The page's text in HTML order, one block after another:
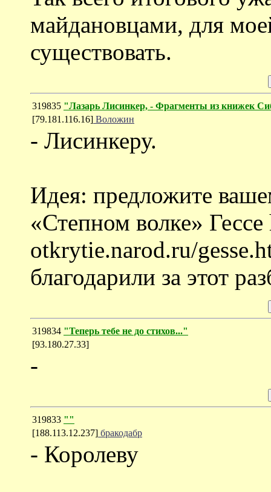
майдановцами, для
существовать.
319835 "Лазарь Лисинкер, - Фрагменты из книжек
[79.181.116.16] Воложин
- Лисинкеру.
Идея: предложите
«Степном волке»
otkrytie.narod.ru/
благодарили за этот
319834 "Теперь тебе не до стихов..."
[93.180.27.33]
-
319833 ""
[188.113.12.237] бракодабр
- Королеву